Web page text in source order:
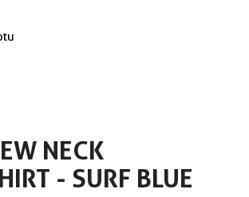
NECK
- SURF BLUE